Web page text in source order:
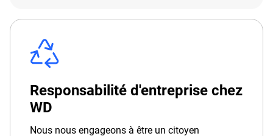
Responsabilité d'entreprise chez
WD
Nous nous engageons à être un citoyen